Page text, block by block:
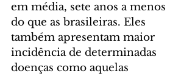
em média, sete anos a menos
do que as brasileiras. Eles
também apresentam maior
incidência de determinadas
doenças como aquelas